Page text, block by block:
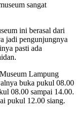
sangat
ini berasal dari
jadi pengunjungnya
pasti ada
Lampung
buka pukul 08.00
08.00 sampai 14.00.
pukul 12.00 siang.